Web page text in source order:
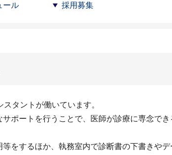
ール 採用募集
タントが働いています。
ポートを行うことで、医師が診療に専念で
をするほか、執務室内で診断書の下書きやデ